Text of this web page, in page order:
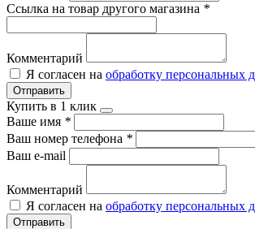
Ссылка на товар другого магазина *
Комментарий
Я согласен на обработку персональных
Отправить
Купить в 1 клик
Ваше имя *
Ваш номер телефона *
Ваш e-mail
Комментарий
Я согласен на обработку персональных
Отправить